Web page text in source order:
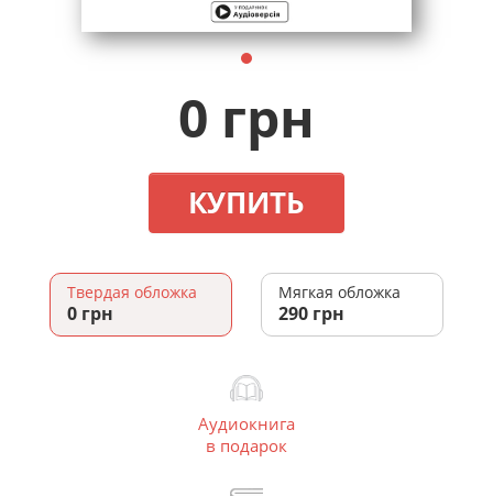
0 грн
КУПИТЬ
Твердая обложка
0 грн
Мягкая обложка
290 грн
Аудиокнига
в подарок